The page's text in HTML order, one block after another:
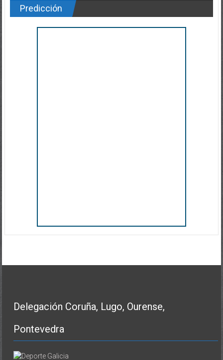
Predicción
Delegación Coruña, Lugo, Ourense,
Pontevedra